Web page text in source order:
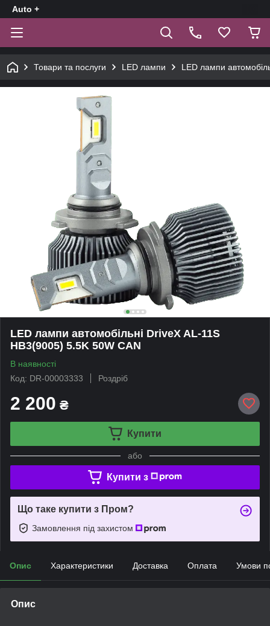
Auto +
Товари та послуги LED лампи LED лампи
LED лампи автомобільні DriveX AL-11S
HB3(9005) 5.5K 50W CAN
В наявності
Код: DR-00003333
Роздріб
2 200 ₴
Купити
або
Купити з
Що таке купити з Пром?
Замовлення під захистом
Опис Характеристики Доставка Оплата Умови
Опис